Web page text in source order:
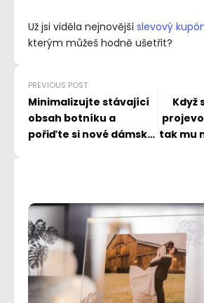
Už jsi viděla nejnovější slevový
kterým můžeš hodně ušetřit?
PREVIOUS POST
Minimalizujte stávající
obsah botníku a
pořiďte si nové dámské,
Když
tak mu